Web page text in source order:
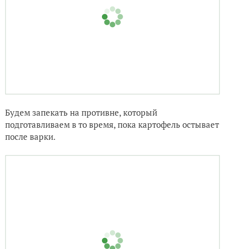
Будем запекать на противне, который
подготавливаем в то время, пока картофель остывает
после варки.